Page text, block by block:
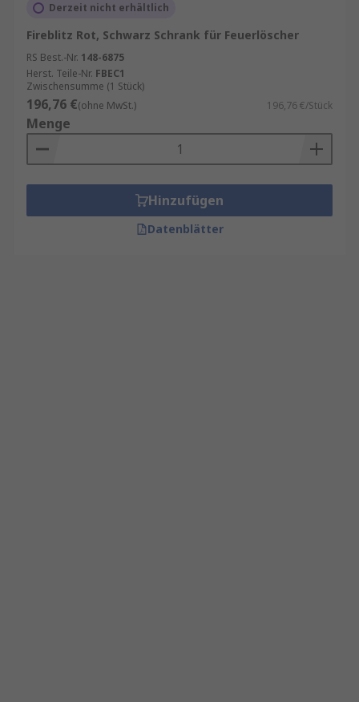
Derzeit nicht erhältlich
Fireblitz Rot, Schwarz Schrank für Feuerlöscher
RS Best.-Nr. 148-6875
Herst. Teile-Nr. FBEC1
Zwischensumme (1 Stück)
196,76 €(ohne MwSt.) 196,76 €/Stück
Menge
Hinzufügen
Datenblätter